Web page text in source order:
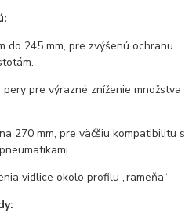
do 245 mm, pre zvýšenú ochranu
pre výrazné zníženie množstva
270 mm, pre väčšiu kompatibilitu s
vidlice okolo profilu „rameňa“